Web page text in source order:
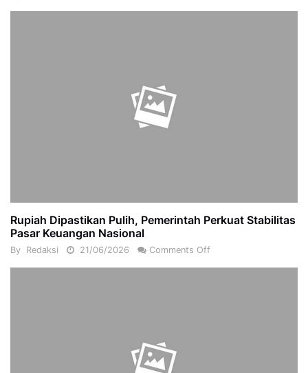
Rupiah Dipastikan Pulih, Pemerintah Perkuat Stabilitas
Pasar Keuangan Nasional
By Redaksi 21/06/2026 Comments Off